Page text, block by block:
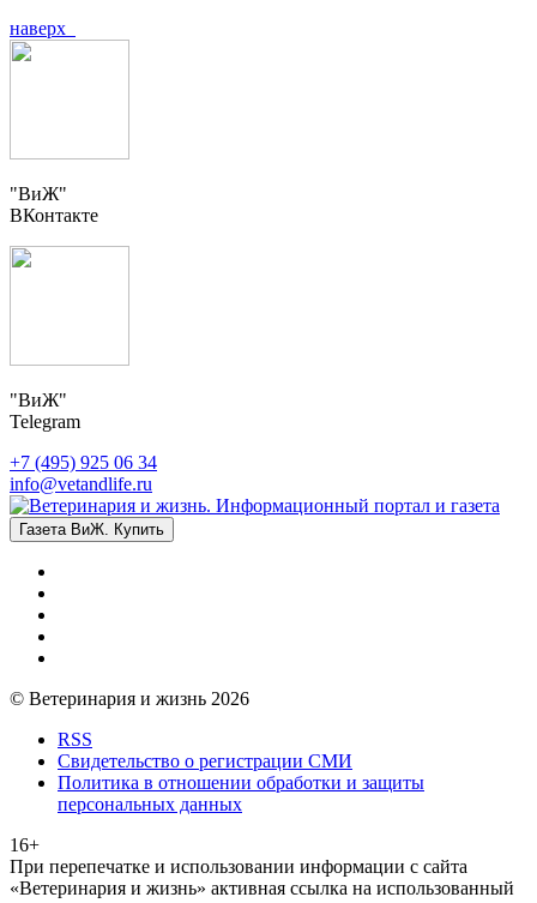
наверх
"ВиЖ"
ВКонтакте
"ВиЖ"
Telegram
+7 (495) 925 06 34
info@vetandlife.ru
Газета ВиЖ. Купить
© Ветеринария и жизнь 2026
RSS
Свидетельство о регистрации СМИ
Политика в отношении обработки и защиты
персональных данных
16+
При перепечатке и использовании информации с сайта
«Ветеринария и жизнь» активная ссылка на использованный